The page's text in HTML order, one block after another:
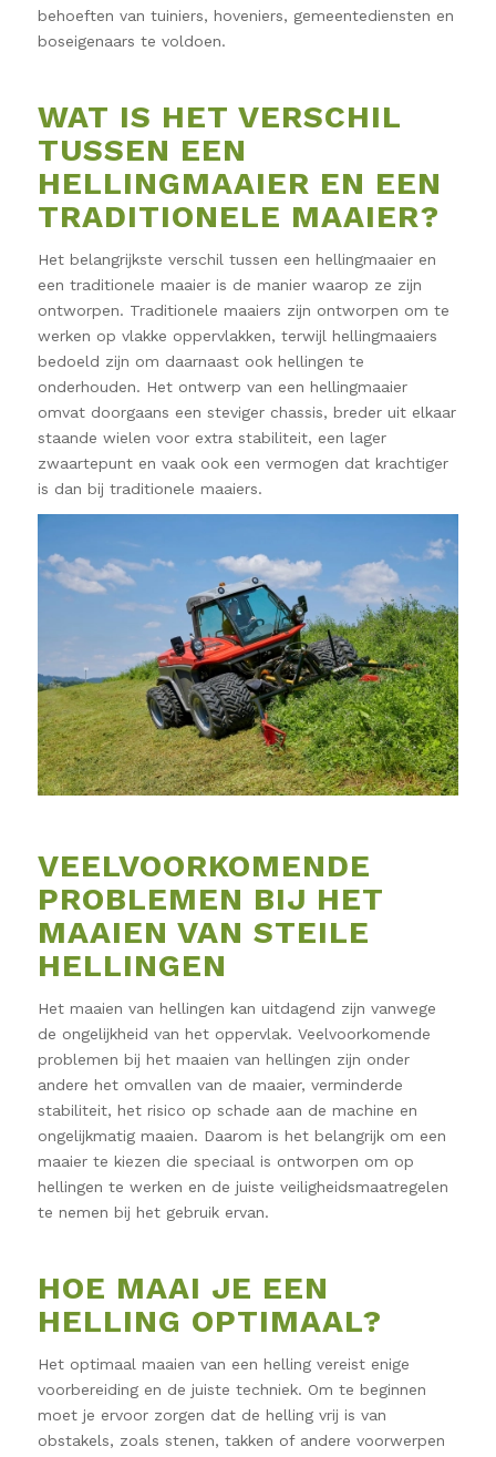
behoeften van tuiniers, hoveniers, gemeentediensten en
boseigenaars te voldoen.
WAT IS HET VERSCHIL
TUSSEN EEN
HELLINGMAAIER EN EEN
TRADITIONELE MAAIER?
Het belangrijkste verschil tussen een hellingmaaier en
een traditionele maaier is de manier waarop ze zijn
ontworpen. Traditionele maaiers zijn ontworpen om te
werken op vlakke oppervlakken, terwijl hellingmaaiers
bedoeld zijn om daarnaast ook hellingen te
onderhouden. Het ontwerp van een hellingmaaier
omvat doorgaans een steviger chassis, breder uit elkaar
staande wielen voor extra stabiliteit, een lager
zwaartepunt en vaak ook een vermogen dat krachtiger
is dan bij traditionele maaiers.
VEELVOORKOMENDE
PROBLEMEN BIJ HET
MAAIEN VAN STEILE
HELLINGEN
Het maaien van hellingen kan uitdagend zijn vanwege
de ongelijkheid van het oppervlak. Veelvoorkomende
problemen bij het maaien van hellingen zijn onder
andere het omvallen van de maaier, verminderde
stabiliteit, het risico op schade aan de machine en
ongelijkmatig maaien. Daarom is het belangrijk om een
maaier te kiezen die speciaal is ontworpen om op
hellingen te werken en de juiste veiligheidsmaatregelen
te nemen bij het gebruik ervan.
HOE MAAI JE EEN
HELLING OPTIMAAL?
Het optimaal maaien van een helling vereist enige
voorbereiding en de juiste techniek. Om te beginnen
moet je ervoor zorgen dat de helling vrij is van
obstakels, zoals stenen, takken of andere voorwerpen